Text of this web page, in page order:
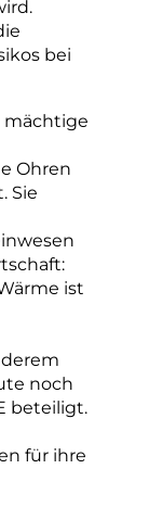
bei
mächtige
Ohren
Sie
ist
noch
beteiligt.
für ihre